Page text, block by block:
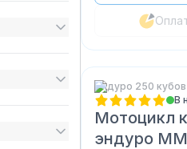
Эндуро 250 кубов
В
Мотоцикл
эндуро